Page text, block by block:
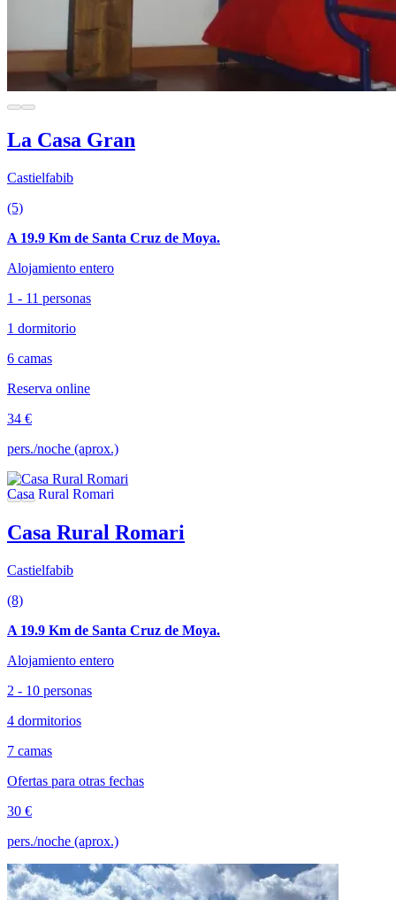
La Casa Gran
Castielfabib
(5)
A 19.9 Km de Santa Cruz de Moya.
Alojamiento entero
1 - 11 personas
1 dormitorio
6 camas
Reserva online
34 €
pers./noche (aprox.)
Casa Rural Romari
Castielfabib
(8)
A 19.9 Km de Santa Cruz de Moya.
Alojamiento entero
2 - 10 personas
4 dormitorios
7 camas
Ofertas para otras fechas
30 €
pers./noche (aprox.)